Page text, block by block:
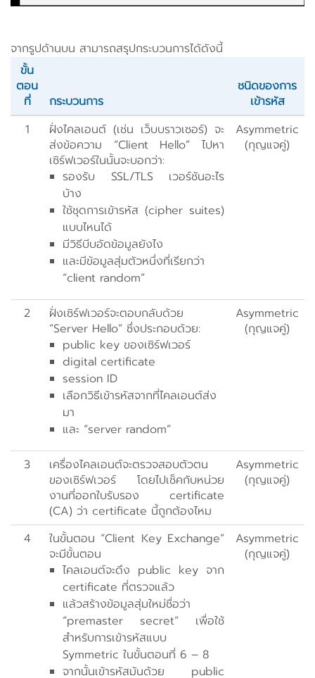
จากรูปด้านบน สามารถสรุปกระบวนการได้ดังนี้
ขั้น
ตอน
ที่
กระบวนการ
ชนิดของการ
เข้ารหัส
1
ฝั่งไคลเอนต์ (เช่น เว็บบราวเซอร์) จะ
ส่งข้อความ “Client Hello” ไปหา
เซิร์ฟเวอร์ในนั้นจะบอกว่า:
รองรับ SSL/TLS เวอร์ชันอะไร
บ้าง
ใช้ชุดการเข้ารหัส (cipher suites)
แบบไหนได้
มีวิธีบีบอัดข้อมูลยังไง
และมีข้อมูลสุ่มตัวหนึ่งที่เรียกว่า
“client random”
Asymmetric
(กุญแจคู่)
2
ฝั่งเซิร์ฟเวอร์จะตอบกลับด้วย
“Server Hello” ซึ่งประกอบด้วย:
public key ของเซิร์ฟเวอร์
digital certificate
session ID
เลือกวิธีเข้ารหัสจากที่ไคลเอนต์ส่ง
มา
และ “server random”
Asymmetric
(กุญแจคู่)
3
เครื่องไคลเอนต์จะตรวจสอบตัวตน
ของเซิร์ฟเวอร์ โดยไปเช็คกับหน่วย
งานที่ออกใบรับรอง certificate
(CA) ว่า certificate นี้ถูกต้องไหม
Asymmetric
(กุญแจคู่)
4
ในขั้นตอน “Client Key Exchange”
จะมีขั้นตอน
ไคลเอนต์จะดึง public key จาก
certificate ที่ตรวจแล้ว
แล้วสร้างข้อมูลสุ่มใหม่ชื่อว่า
“premaster secret” เพื่อใช้
สำหรับการเข้ารหัสแบบ
Symmetric ในขั้นตอนที่ 6 – 8
จากนั้นเข้ารหัสมันด้วย public
Asymmetric
(กุญแจคู่)